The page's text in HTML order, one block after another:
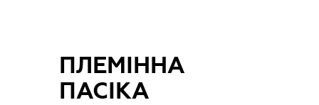
ПЛЕМІННА
ПАСІКА